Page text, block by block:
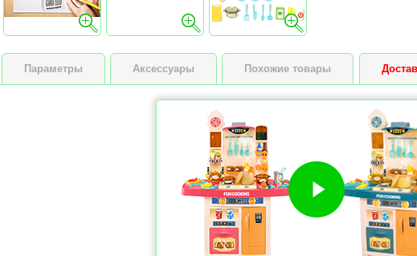
Параметры Аксессуары Похожие товары